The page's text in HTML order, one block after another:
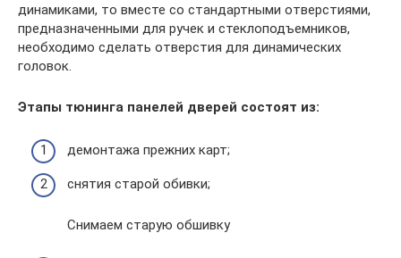
динамиками, то вместе со стандартными отверстиями,
предназначенными для ручек и стеклоподъемников,
необходимо сделать отверстия для динамических
головок.
Этапы тюнинга панелей дверей состоят из:
демонтажа прежних карт;
снятия старой обивки;
Снимаем старую обшивку